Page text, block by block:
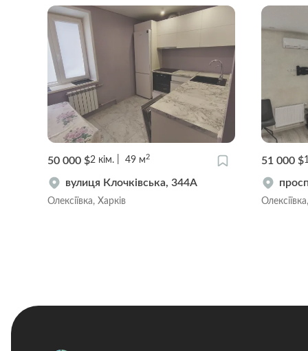
55 000 $3 кім. 75 м2
вулиця Дарвіна, 16
Центр, Харків
59 000 $
Центр,